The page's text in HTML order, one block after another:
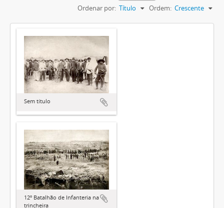
Ordenar por: Título Ordem: Crescente
Sem título
12º Batalhão de Infanteria na
trincheira